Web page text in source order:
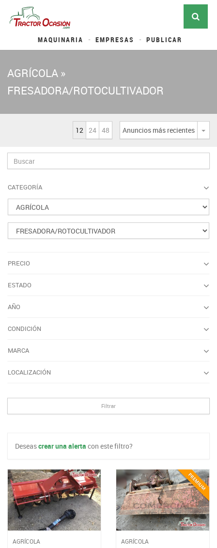
MAQUINARIA EMPRESAS PUBLICAR
AGRÍCOLA »
FRESADORA/ROTOCULTIVADOR
Anuncios más recientes
12 24 48
CATEGORÍA
PRECIO
ESTADO
AÑO
CONDICIÓN
MARCA
LOCALIZACIÓN
Filtrar
Deseascrear una alerta con este filtro?
AGRÍCOLA
AGRÍCOLA